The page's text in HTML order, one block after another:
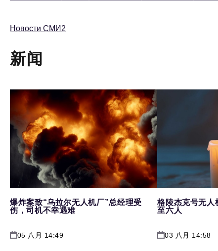
Новости СМИ2
新闻
爆炸案致“乌拉尔无人机厂”总经理受
伤，司机不幸遇难
05 八月 14:49
格陵杰克号无人
至六人
03 八月 14:58